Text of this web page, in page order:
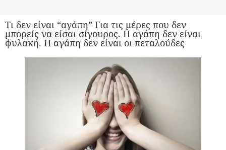
Τι δεν είναι “αγάπη” Για τις μέρες που δεν
μπορείς να είσαι σίγουρος. Η αγάπη δεν είναι
φυλακή. Η αγάπη δεν είναι οι πεταλούδες